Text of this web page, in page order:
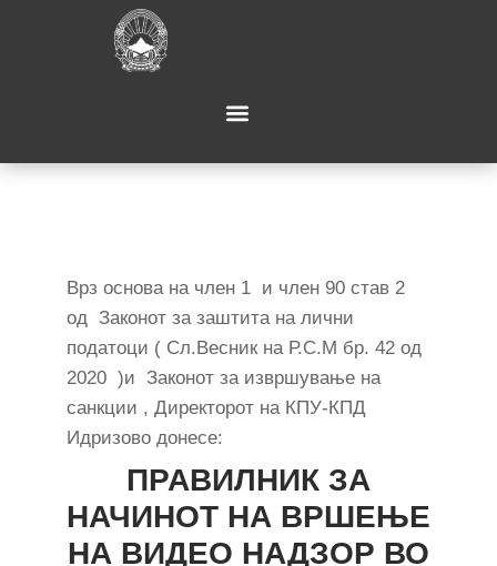
Врз основа на член 1 и член 90 став 2
од Законот за заштита на лични
податоци ( Сл.Весник на Р.С.М бр. 42 од
2020 )и Законот за извршување на
санкции , Директорот на КПУ-КПД
Идризово донесе:
ПРАВИЛНИК ЗА
НАЧИНОТ НА ВРШЕЊЕ
НА ВИДЕО НАДЗОР ВО